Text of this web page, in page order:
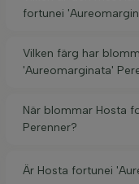
fortunei
Vilken färg har
'Aureomarginata'
När blommar Hosta
Perenner?
Är Hosta fortunei